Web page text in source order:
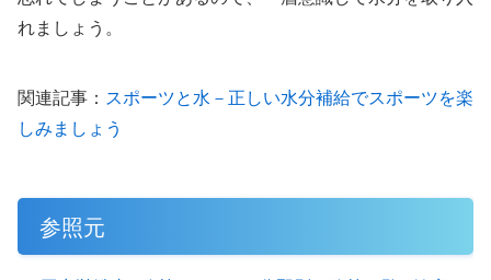
れましょう。
関連記事： スポーツと水－正しい水分補給でスポーツを楽
しみましょう
参照元